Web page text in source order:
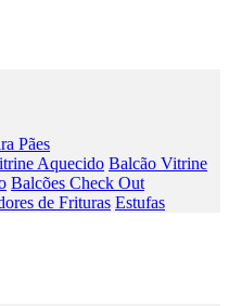
Pães
Aquecido Balcão Vitrine
Balcões Check Out
de Frituras Estufas